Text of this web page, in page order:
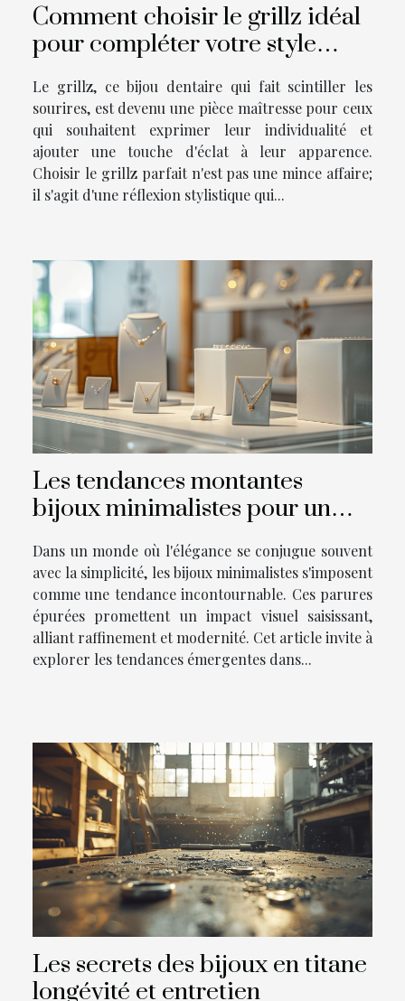
Comment choisir le grillz idéal
pour compléter votre style
Le grillz, ce bijou dentaire qui fait scintiller les
sourires, est devenu une pièce maîtresse pour ceux
qui souhaitent exprimer leur individualité et
ajouter une touche d'éclat à leur apparence.
Choisir le grillz parfait n'est pas une mince affaire;
il s'agit d'une réflexion stylistique qui...
Les tendances montantes
bijoux minimalistes pour un
impact maximal
Dans un monde où l'élégance se conjugue souvent
avec la simplicité, les bijoux minimalistes s'imposent
comme une tendance incontournable. Ces parures
épurées promettent un impact visuel saisissant,
alliant raffinement et modernité. Cet article invite à
explorer les tendances émergentes dans...
Les secrets des bijoux en titane
longévité et entretien